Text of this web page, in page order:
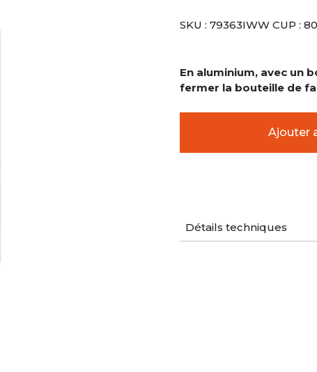
SKU : 79363IWW CUP :
En aluminium, avec un
fermer la bouteille de
Détails techniques